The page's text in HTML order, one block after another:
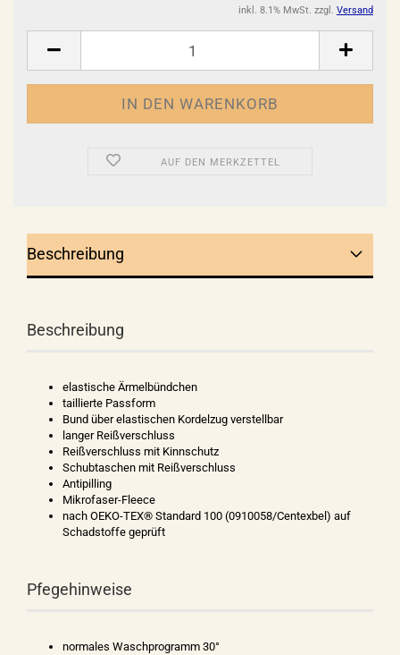
inkl. 8.1% MwSt. zzgl. Versand
AUF DEN MERKZETTEL
Beschreibung
Beschreibung
elastische Ärmelbündchen
taillierte Passform
Bund über elastischen Kordelzug verstellbar
langer Reißverschluss
Reißverschluss mit Kinnschutz
Schubtaschen mit Reißverschluss
Antipilling
Mikrofaser-Fleece
nach OEKO-TEX® Standard 100 (0910058/Centexbel) auf
Schadstoffe geprüft
Pfegehinweise
normales Waschprogramm 30°